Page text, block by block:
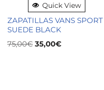
Quick View
ZAPATILLAS VANS SPORT
SUEDE BLACK
75,00€ 35,00€